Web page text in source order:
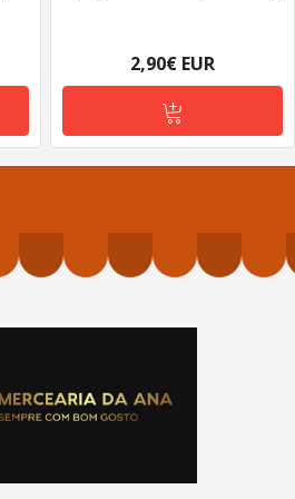
2,90€ EUR